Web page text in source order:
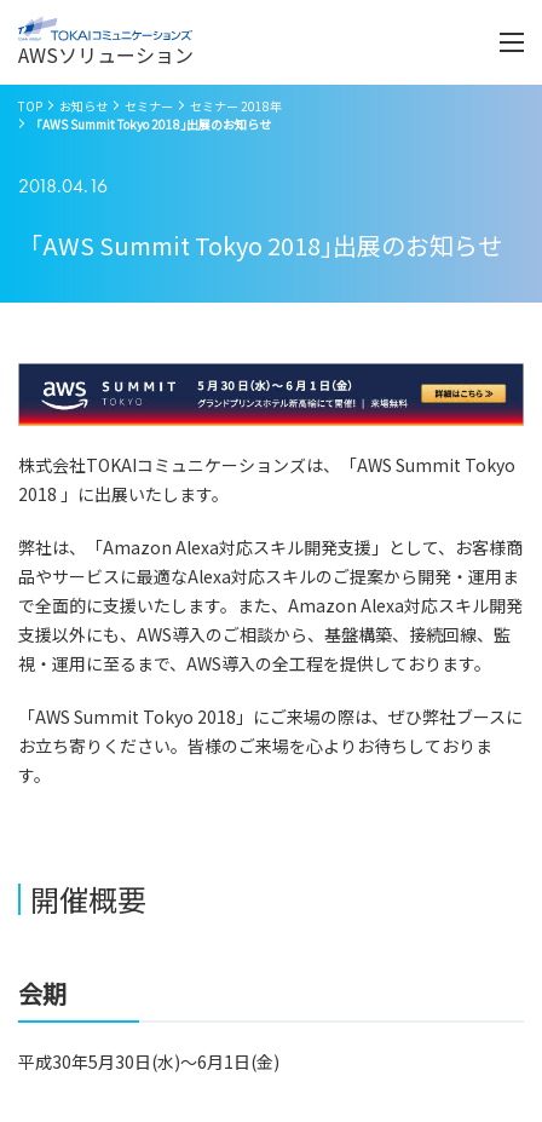
AWSソリューション
く
TOP お知らせ セミナー
セミナー 2018年
「AWS Summit Tokyo 2018｣出展のお知らせ
2018.04.16
「AWS Summit Tokyo 2018｣出展のお知らせ
株式会社TOKAIコミュニケーションズは、「AWS Summit Tokyo
2018 」に出展いたします。
弊社は、「Amazon Alexa対応スキル開発支援」として、お客様商
品やサービスに最適なAlexa対応スキルのご提案から開発・運用ま
で全面的に支援いたします。また、Amazon Alexa対応スキル開発
支援以外にも、AWS導入のご相談から、基盤構築、接続回線、監
視・運用に至るまで、AWS導入の全工程を提供しております。
「AWS Summit Tokyo 2018」にご来場の際は、ぜひ弊社ブースに
お立ち寄りください。皆様のご来場を心よりお待ちしておりま
す。
開催概要
会期
平成30年5月30日(水)～6月1日(金)